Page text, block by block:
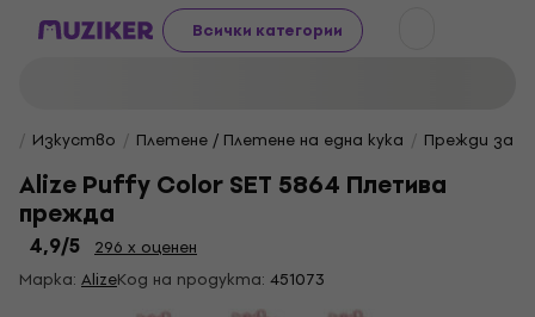
Всички категории
Изкуство Плетене / Плетене на една кука Прежди за
Alize Puffy Color SET 5864 Плетива
прежда
4,9/5
296 x оценен
Марка: AlizeКод на продукта: 451073